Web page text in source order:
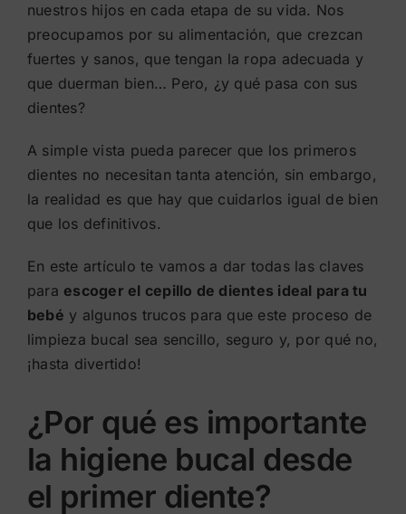
nuestros hijos en cada etapa de su vida. Nos
preocupamos por su alimentación, que crezcan
fuertes y sanos, que tengan la ropa adecuada y
que duerman bien… Pero, ¿y qué pasa con sus
dientes?
A simple vista pueda parecer que los primeros
dientes no necesitan tanta atención, sin embargo,
la realidad es que hay que cuidarlos igual de bien
que los definitivos.
En este artículo te vamos a dar todas las claves
para escoger el cepillo de dientes ideal para tu
bebé y algunos trucos para que este proceso de
limpieza bucal sea sencillo, seguro y, por qué no,
¡hasta divertido!
¿Por qué es importante
la higiene bucal desde
el primer diente?